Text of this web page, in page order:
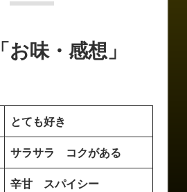
味・感想」
とても好き
サラサラ コクがある
辛甘 スパイシー